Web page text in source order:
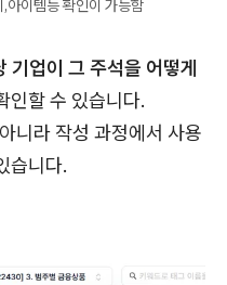
아이템등 확인이 가능함
기업이 그 주석을 어떻게
인할 수 있습니다.
니라 작성 과정에서 사용
습니다.